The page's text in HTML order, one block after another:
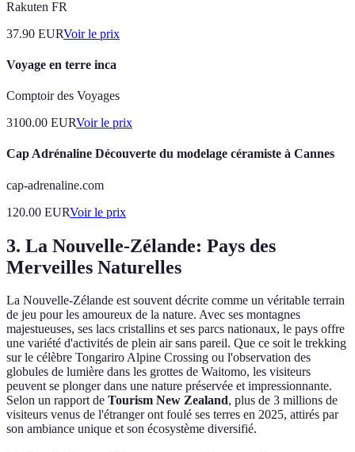
Rakuten FR
37.90 EURVoir le prix
Voyage en terre inca
Comptoir des Voyages
3100.00 EURVoir le prix
Cap Adrénaline Découverte du modelage céramiste à Cannes
cap-adrenaline.com
120.00 EURVoir le prix
3. La Nouvelle-Zélande: Pays des
Merveilles Naturelles
La Nouvelle-Zélande est souvent décrite comme un véritable terrain
de jeu pour les amoureux de la nature. Avec ses montagnes
majestueuses, ses lacs cristallins et ses parcs nationaux, le pays offre
une variété d'activités de plein air sans pareil. Que ce soit le trekking
sur le célèbre Tongariro Alpine Crossing ou l'observation des
globules de lumière dans les grottes de Waitomo, les visiteurs
peuvent se plonger dans une nature préservée et impressionnante.
Selon un rapport de Tourism New Zealand, plus de 3 millions de
visiteurs venus de l'étranger ont foulé ses terres en 2025, attirés par
son ambiance unique et son écosystème diversifié.